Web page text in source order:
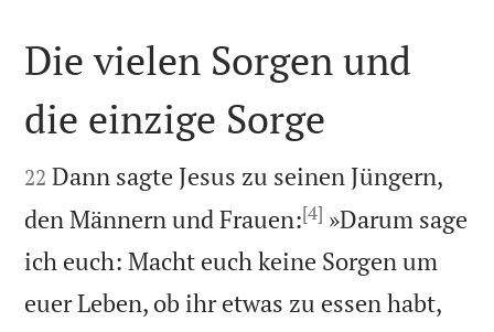

Die vielen Sorgen und
die einzige Sorge

22 Dann sagte Jesus zu seinen Jüngern,
den Männern und Frauen:[4] »Darum sage
ich euch: Macht euch keine Sorgen um
euer Leben, ob ihr etwas zu essen habt,